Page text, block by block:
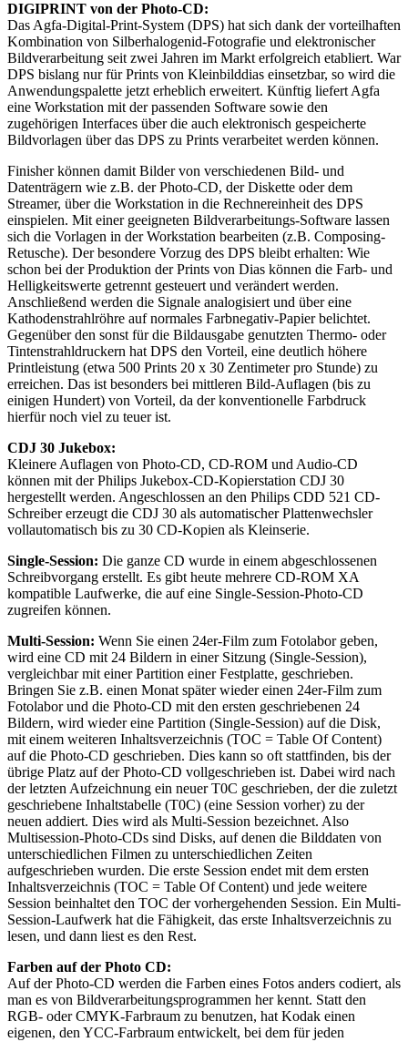
DIGIPRINT von der Photo-CD:
Das Agfa-Digital-Print-System (DPS) hat sich dank der vorteilhaften
Kombination von Silberhalogenid-Fotografie und elektronischer
Bildverarbeitung seit zwei Jahren im Markt erfolgreich etabliert. War
DPS bislang nur für Prints von Kleinbilddias einsetzbar, so wird die
Anwendungspalette jetzt erheblich erweitert. Künftig liefert Agfa
eine Workstation mit der passenden Software sowie den
zugehörigen Interfaces über die auch elektronisch gespeicherte
Bildvorlagen über das DPS zu Prints verarbeitet werden können.
Finisher können damit Bilder von verschiedenen Bild- und
Datenträgern wie z.B. der Photo-CD, der Diskette oder dem
Streamer, über die Workstation in die Rechnereinheit des DPS
einspielen. Mit einer geeigneten Bildverarbeitungs-Software lassen
sich die Vorlagen in der Workstation bearbeiten (z.B. Composing-
Retusche). Der besondere Vorzug des DPS bleibt erhalten: Wie
schon bei der Produktion der Prints von Dias können die Farb- und
Helligkeitswerte getrennt gesteuert und verändert werden.
Anschließend werden die Signale analogisiert und über eine
Kathodenstrahlröhre auf normales Farbnegativ-Papier belichtet.
Gegenüber den sonst für die Bildausgabe genutzten Thermo- oder
Tintenstrahldruckern hat DPS den Vorteil, eine deutlich höhere
Printleistung (etwa 500 Prints 20 x 30 Zentimeter pro Stunde) zu
erreichen. Das ist besonders bei mittleren Bild-Auflagen (bis zu
einigen Hundert) von Vorteil, da der konventionelle Farbdruck
hierfür noch viel zu teuer ist.
CDJ 30 Jukebox:
Kleinere Auflagen von Photo-CD, CD-ROM und Audio-CD
können mit der Philips Jukebox-CD-Kopierstation CDJ 30
hergestellt werden. Angeschlossen an den Philips CDD 521 CD-
Schreiber erzeugt die CDJ 30 als automatischer Plattenwechsler
vollautomatisch bis zu 30 CD-Kopien als Kleinserie.
Single-Session: Die ganze CD wurde in einem abgeschlossenen
Schreibvorgang erstellt. Es gibt heute mehrere CD-ROM XA
kompatible Laufwerke, die auf eine Single-Session-Photo-CD
zugreifen können.
Multi-Session: Wenn Sie einen 24er-Film zum Fotolabor geben,
wird eine CD mit 24 Bildern in einer Sitzung (Single-Session),
vergleichbar mit einer Partition einer Festplatte, geschrieben.
Bringen Sie z.B. einen Monat später wieder einen 24er-Film zum
Fotolabor und die Photo-CD mit den ersten geschriebenen 24
Bildern, wird wieder eine Partition (Single-Session) auf die Disk,
mit einem weiteren Inhaltsverzeichnis (TOC = Table Of Content)
auf die Photo-CD geschrieben. Dies kann so oft stattfinden, bis der
übrige Platz auf der Photo-CD vollgeschrieben ist. Dabei wird nach
der letzten Aufzeichnung ein neuer T0C geschrieben, der die zuletzt
geschriebene Inhaltstabelle (T0C) (eine Session vorher) zu der
neuen addiert. Dies wird als Multi-Session bezeichnet. Also
Multisession-Photo-CDs sind Disks, auf denen die Bilddaten von
unterschiedlichen Filmen zu unterschiedlichen Zeiten
aufgeschrieben wurden. Die erste Session endet mit dem ersten
Inhaltsverzeichnis (TOC = Table Of Content) und jede weitere
Session beinhaltet den TOC der vorhergehenden Session. Ein Multi-
Session-Laufwerk hat die Fähigkeit, das erste Inhaltsverzeichnis zu
lesen, und dann liest es den Rest.
Farben auf der Photo CD:
Auf der Photo-CD werden die Farben eines Fotos anders codiert, als
man es von Bildverarbeitungsprogrammen her kennt. Statt den
RGB- oder CMYK-Farbraum zu benutzen, hat Kodak einen
eigenen, den YCC-Farbraum entwickelt, bei dem für jeden